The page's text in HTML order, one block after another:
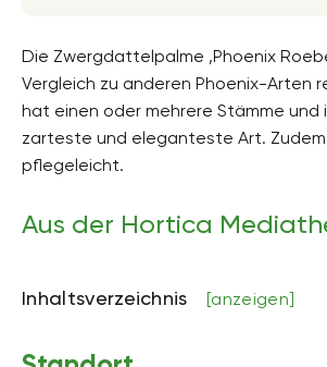
Halbschatten, Sonnig, Vollsonne
aufrecht, ausladend
Höhe
Bodenfeuchte
Die Zwergdattelpalme ‚Phoenix
Vergleich zu anderen Phoenix-Arten
hat einen oder mehrere Stämme und
zarteste und eleganteste Art.
pflegeleicht.
Aus der Hortica
Inhaltsverzeichnis [anzeigen]